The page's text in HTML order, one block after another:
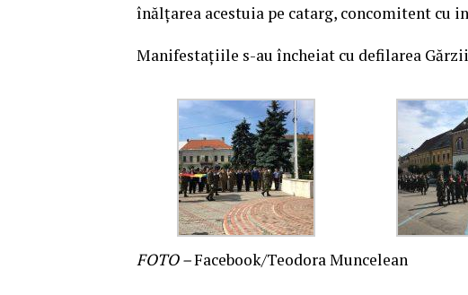
înălțarea acestuia pe catarg, concomitent cu
Manifestațiile s-au încheiat cu defilarea Gărzii
FOTO –Facebook/Teodora Muncelean